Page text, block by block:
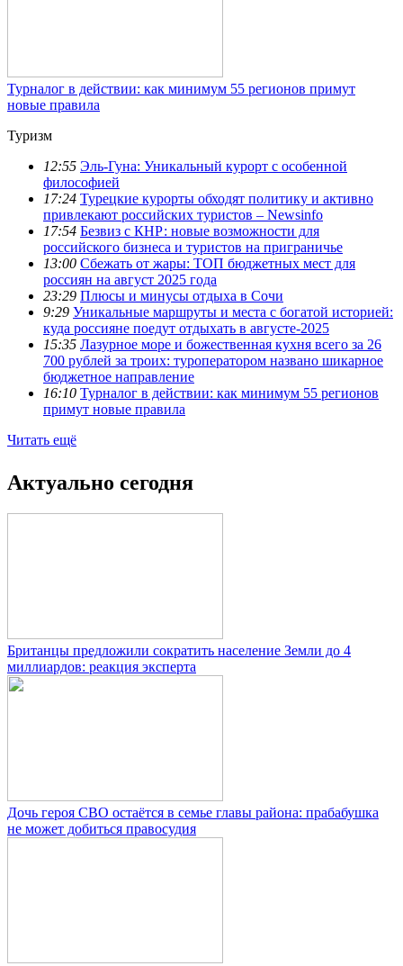
Турналог в действии: как минимум 55 регионов примут
новые правила
Туризм
12:55 Эль-Гуна: Уникальный курорт с особенной
философией
17:24 Турецкие курорты обходят политику и активно
привлекают российских туристов – Newsinfo
17:54 Безвиз с КНР: новые возможности для
российского бизнеса и туристов на приграничье
13:00 Сбежать от жары: ТОП бюджетных мест для
россиян на август 2025 года
23:29 Плюсы и минусы отдыха в Сочи
9:29 Уникальные маршруты и места с богатой историей:
куда россияне поедут отдыхать в августе-2025
15:35 Лазурное море и божественная кухня всего за 26
700 рублей за троих: туроператором названо шикарное
бюджетное направление
16:10 Турналог в действии: как минимум 55 регионов
примут новые правила
Читать ещё
Актуально сегодня
Британцы предложили сократить население Земли до 4
миллиардов: реакция эксперта
Дочь героя СВО остаётся в семье главы района: прабабушка
не может добиться правосудия